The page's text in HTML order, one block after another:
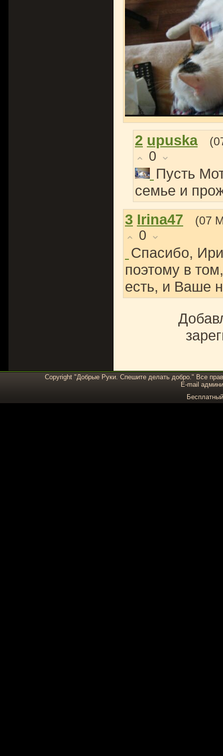
2 upuska
0
Пусть
семье и
3 Irina47 (07
0
Спасибо,
поэтому в
есть, и Ваше
Copyright "Добрые Руки. Спешите делать добро." Все
E-mail